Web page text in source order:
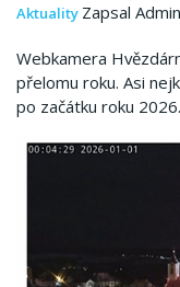
Aktuality Zapsal
Webkamera
přelomu roku. Asi
po začátku roku